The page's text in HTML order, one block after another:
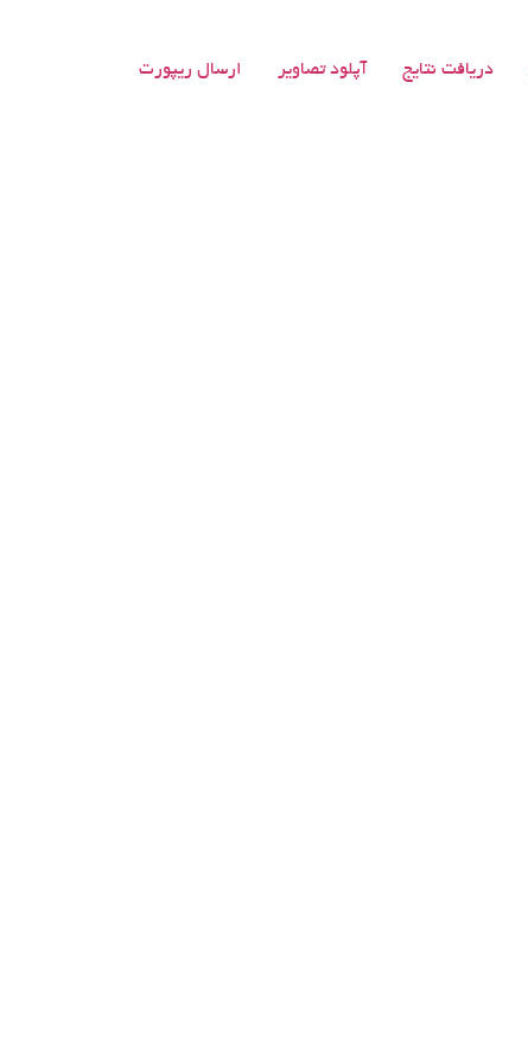
دریافت نتایج آپلود تصاویر ارسال ریپورت